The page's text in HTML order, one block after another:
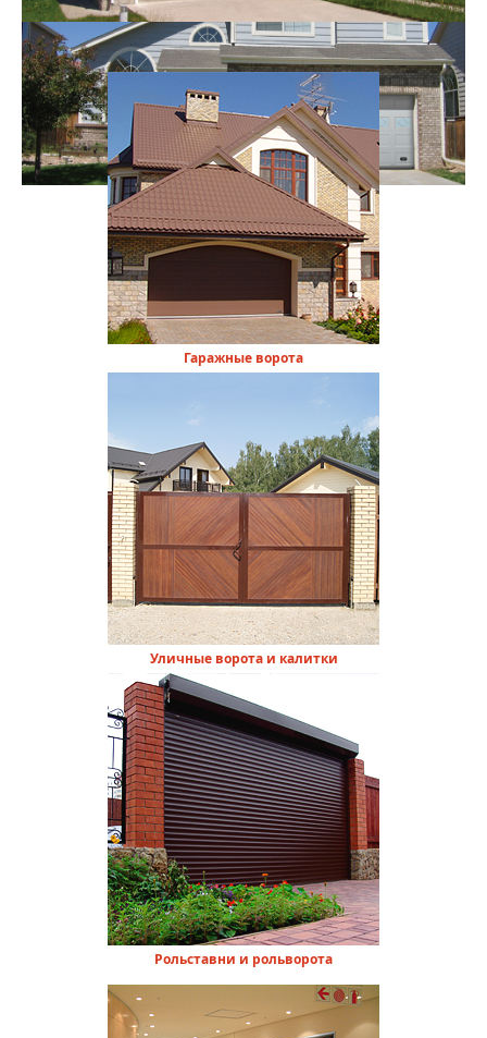
Гаражные ворота
Уличные ворота и калитки
Рольставни и рольворота